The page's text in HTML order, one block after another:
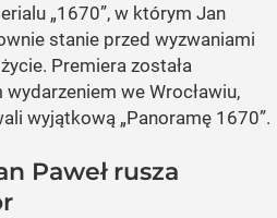
„1670”, w którym Jan
stanie przed wyzwaniami
Premiera została
we Wrocławiu,
wyjątkową „Panoramę 1670”.
Paweł rusza